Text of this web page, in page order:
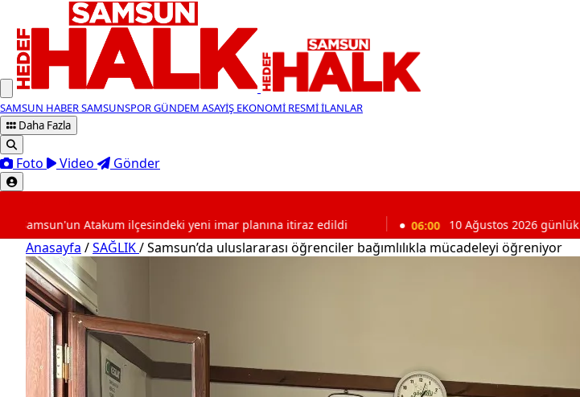
SAMSUN HABERSAMSUNSPORGÜNDEM ASAYİŞ EKONOMİ RESMİ İLANLAR
Daha Fazla
Foto Video Gönder
Atakum ilçesindeki yeni imar planına itiraz edildi 06:00 10 Ağustos 2026 günlük burç yorumları
Anasayfa /SAĞLIK/Samsun’da uluslararası öğrenciler bağımlılıkla mücadeleyi öğreniyor